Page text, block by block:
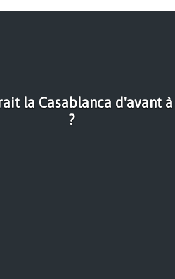
la Casablanca d'avant
?